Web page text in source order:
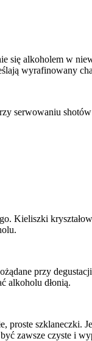
się alkoholem w
wyrafinowany
serwowaniu
Kieliszki
przy
alkoholu dłonią.
proste szklaneczki.
zawsze czyste i